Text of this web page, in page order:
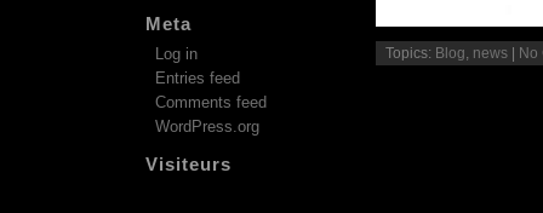
Topics: Blog news No
Meta
Log in
Entries feed
Comments feed
WordPress.org
Visiteurs